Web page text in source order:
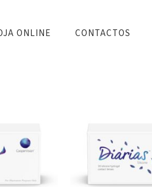
ONLINE CONTACTOS